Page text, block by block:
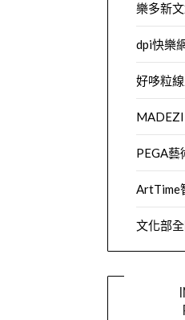
樂多新
dpi快樂
好哆粒
PEGA藝
ArtTime
文化部